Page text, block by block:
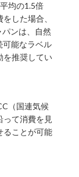
均の1.5倍
した場合、
ンは、自然
可能なラベル
を推奨してい
（国連気候
って消費を見
ることが可能